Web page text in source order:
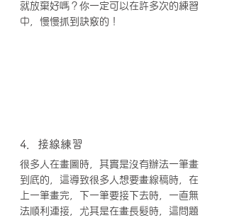
就放棄好嗎？你一定可以在許多次的練習
中，慢慢抓到訣竅的！
4．接線練習
很多人在畫圖時，其實是沒有辦法一筆畫
到底的，這導致很多人想要畫線稿時，在
上一筆畫完，下一筆要接下去時，一直無
法順利連接，尤其是在畫長髮時，這問題